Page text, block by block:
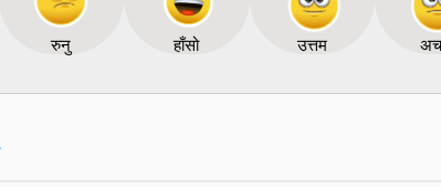
रुनु हाँसो उत्तम